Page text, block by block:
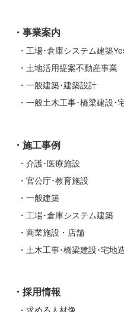
事業案内
工場･倉庫システム建築
土地活用提案不動産事業
一般建築･建築設計
一般土木工事･橋梁建設･
施工事例
介護･医療施設
官公庁･教育施設
一般建築
工場･倉庫システム建築
商業施設・店舗
土木工事･橋梁建設･宅地
採用情報